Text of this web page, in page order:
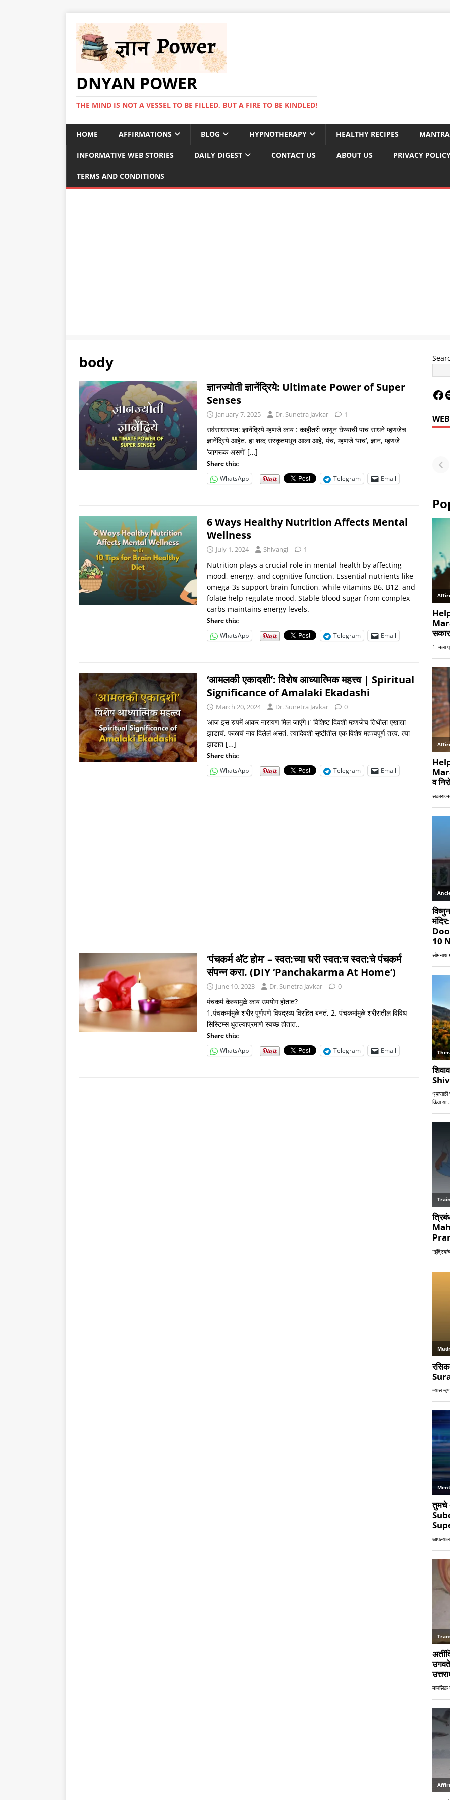
DNYAN POWER
THE MIND IS NOT A VESSEL TO BE FILLED, BUT A FIRE TO BE KINDLED!
HOME AFFIRMATIONS BLOG HYPNOTHERAPY HEALTHY RECIPES
INFORMATIVE WEB STORIES DAILY DIGEST CONTACT US ABOUT US PRIVACY
TERMS AND CONDITIONS
body
ज्ञानज्योती ज्ञानेंद्रिये: Ultimate Power of Super
Senses
January 7, 2025 Dr. Sunetra Javkar 1
सर्वसाधारणत: ज्ञानेंद्रिये म्हणजे काय : काहीतरी जाणून घेण्याची पाच साधने म्हणजेच
ज्ञानेंद्रिये आहेत. हा शब्द संस्कृतमधून आला आहे, पंच, म्हणजे ‘पाच’, ज्ञान, म्हणजे
‘जागरूक असणे’ […]
Share this:
WhatsApp
Telegram Email
6 Ways Healthy Nutrition Affects Mental
Wellness
July 1, 2024 Shivangi 1
Nutrition plays a crucial role in mental health by affecting
mood, energy, and cognitive function. Essential nutrients like
omega-3s support brain function, while vitamins B6, B12, and
folate help regulate mood. Stable blood sugar from complex
carbs maintains energy levels.
Share this:
WhatsApp
Telegram Email
‘आमलकी एकादशी’: विशेष आध्यात्मिक महत्त्व | Spiritual
Significance of Amalaki Ekadashi
March 20, 2024 Dr. Sunetra Javkar 0
‘आज इस रुपमें आकर नारायण मिल जाएंगे।’ विशिष्ट दिवशी म्हणजेच तिथीला एखाद्या
झाडाचं, फळाचं नाव दिलेलं असतं. त्यादिवशी सृष्टीतील एक विशेष महत्त्वपूर्ण तत्त्व, त्या
झाडात […]
Share this:
WhatsApp
Telegram Email
‘पंचकर्म अ‍ॅट होम’ – स्वत:च्या घरी स्वत:च स्वत:चे पंचकर्म
संपन्न करा. (DIY ‘Panchakarma At Home’)
June 10, 2023 Dr. Sunetra Javkar 0
पंचकर्म केल्यामुळे काय उपयोग होतात?
1.पंचकर्मामुळे शरीर पूर्णपणे विषद्रव्य विरहित बनतं, 2. पंचकर्मामुळे शरीरातील विविध
सिस्टिम्स धुतल्याप्रमाणे स्वच्छ होतात..
Share this:
WhatsApp
Telegram Email